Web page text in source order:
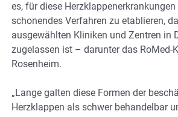
es, für diese Herzklappenerkrankungen
schonendes Verfahren zu etablieren,
ausgewählten Kliniken und Zentren in
zugelassen ist – darunter das RoMed-
Rosenheim.
„Lange galten diese Formen der
Herzklappen als schwer behandelbar